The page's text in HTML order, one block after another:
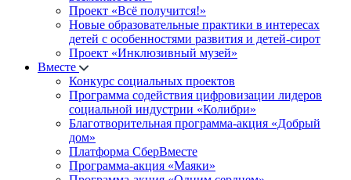
Проект «Всё получится!»
Новые образовательные практики в интересах
детей с особенностями развития и детей-сирот
Проект «Инклюзивный музей»
Вместе
Конкурс социальных проектов
Программа содействия цифровизации лидеров
социальной индустрии «Колибри»
Благотворительная программа-акция «Добрый
дом»
Платформа СберВместе
Программа-акция «Маяки»